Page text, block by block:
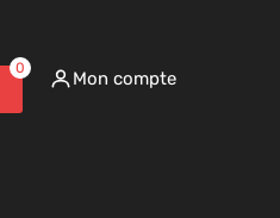
0 Mon compte